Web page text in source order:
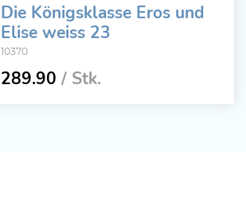
Die Königsklasse Eros und
Elise weiss 23
10370
289.90 / Stk.